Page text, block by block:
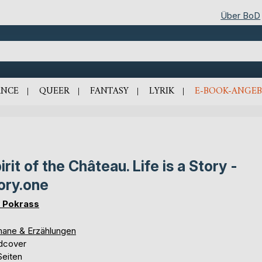
Über BoD
QUEER FANTASY LYRIK E-BOOK-
of the Château. Life is a Story -
Pokrass
& Erzählungen